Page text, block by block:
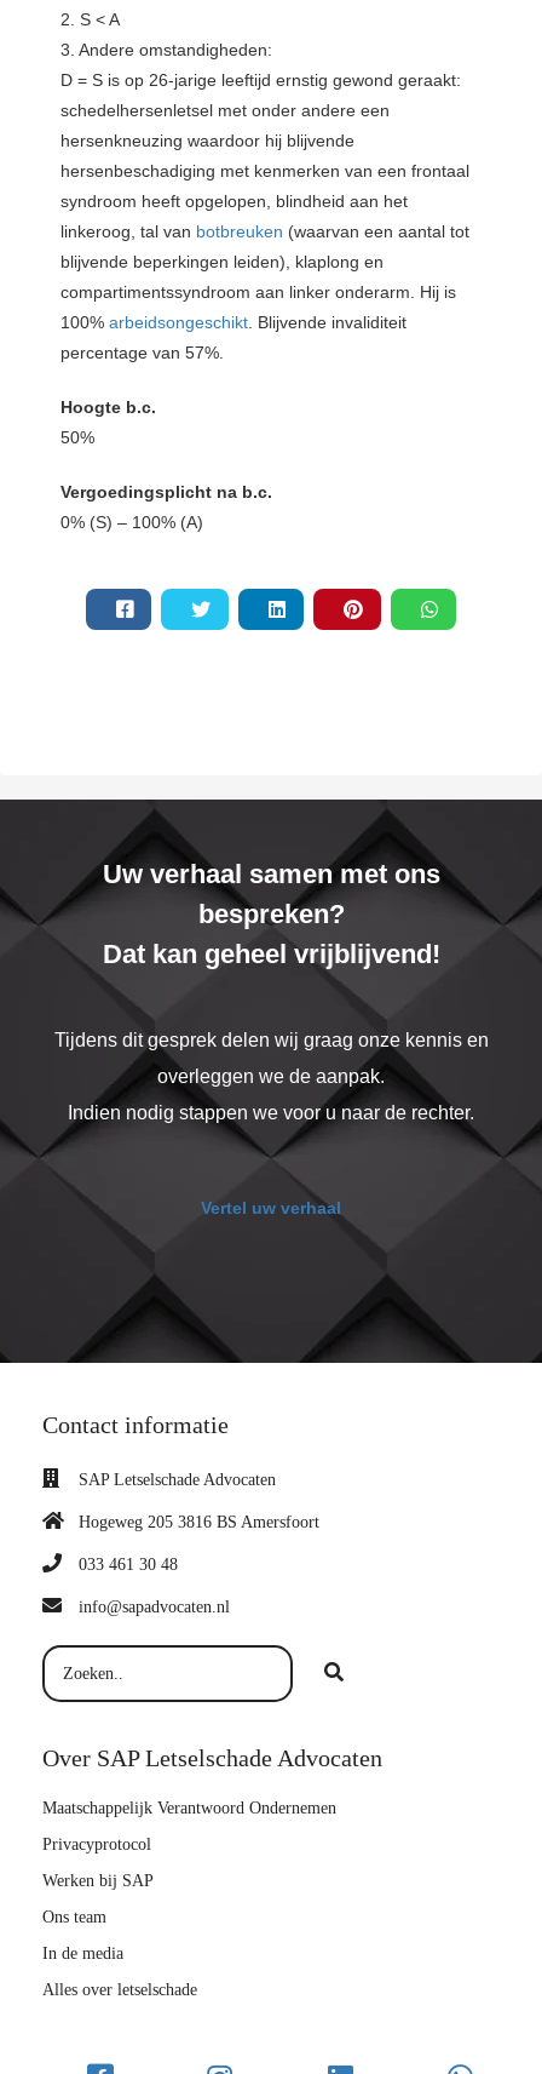
2. S < A
3. Andere omstandigheden:
D = S is op 26-jarige leeftijd ernstig gewond geraakt:
schedelhersenletsel met onder andere een
hersenkneuzing waardoor hij blijvende
hersenbeschadiging met kenmerken van een frontaal
syndroom heeft opgelopen, blindheid aan het
linkeroog, tal van botbreuken (waarvan een aantal tot
blijvende beperkingen leiden), klaplong en
compartimentssyndroom aan linker onderarm. Hij is
100% arbeidsongeschikt . Blijvende invaliditeit
percentage van 57%.
Hoogte b.c.
50%
Vergoedingsplicht na b.c.
0% (S) – 100% (A)
Uw verhaal samen met ons
bespreken?
Dat kan geheel vrijblijvend!
Tijdens dit gesprek delen wij graag onze kennis en
overleggen we de aanpak.
Indien nodig stappen we voor u naar de rechter.
Vertel uw verhaal
Contact informatie
SAP Letselschade Advocaten
Hogeweg 205 3816 BS Amersfoort
033 461 30 48
info@sapadvocaten.nl
Over SAP Letselschade Advocaten
Maatschappelijk Verantwoord Ondernemen
Privacyprotocol
Werken bij SAP
Ons team
In de media
Alles over letselschade